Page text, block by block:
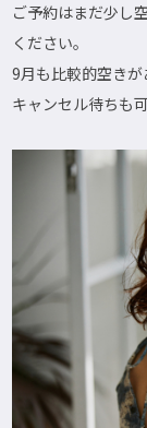
ご予約はまだ少し
ください。
9月も比較的空きが
キャンセル待ちも